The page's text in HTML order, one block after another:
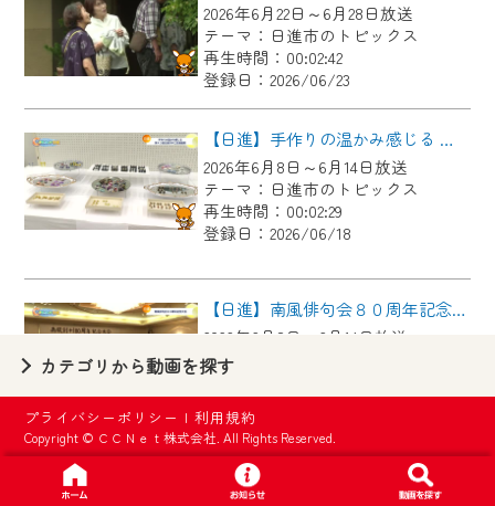
2026年6月22日～6月28日放送
テーマ：日進市のトピックス
再生時間：00:02:42
登録日：2026/06/23
【日進】手作りの温かみ感じる 第４３回日進市手工芸連盟展
2026年6月8日～6月14日放送
テーマ：日進市のトピックス
再生時間：00:02:29
登録日：2026/06/18
【日進】南風俳句会８０周年記念大会
2026年6月8日～6月14日放送
テーマ：日進市のトピックス
再生時間：00:02:42
登録日：2026/06/18
【日進】元中日ドラゴンズ山本昌広さんが教える野球教室
2026年6月1日～6月7日放送
カテゴリから動画を探す
プライバシーポリシー |利用規約
Copyright © ＣＣＮｅｔ株式会社. All Rights Reserved.
【ご注意】
2024年9月24日からはご加入者様へのサー
ビス向上のため、
『CCNet Web TV』を利用いただくには、
一部コンテンツを除き、
CCNetサービスへの加入と『CCNetマイ
ページ※』へのログインが必要となりま
す。
いたします。
要となります。
※MyIDとは、CCNet Web TVを含むCCNetの
各種サービスをご利用頂くためのIDです。
IDはお客様が使っているメールアドレス
で設定できます。